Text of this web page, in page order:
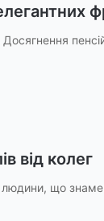
від колег
що